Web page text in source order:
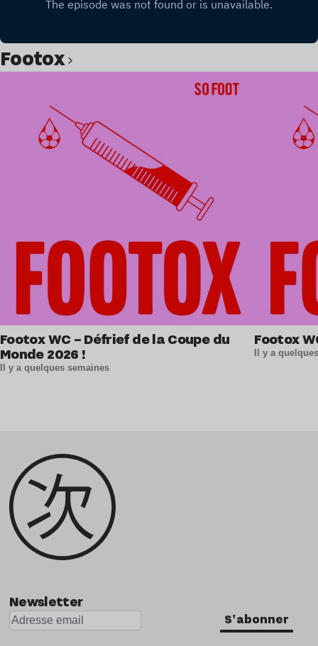
Footox
Footox WC – Défrief de la Coupe du
Monde 2026 !
Il y a quelques semaines
Footox
Il y a
Lire l’article
Newsletter
S'abonner